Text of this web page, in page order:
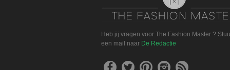
Heb jij vragen voor The Fashion Master ?
een mail naar De Redactie